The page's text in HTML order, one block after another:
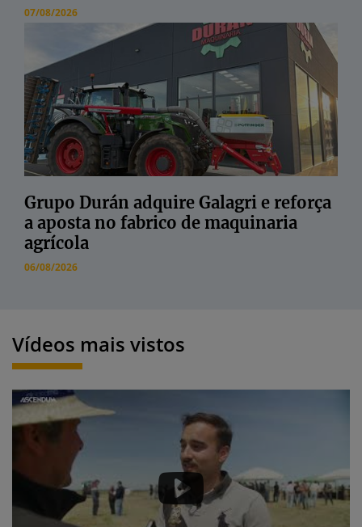
07/08/2026
Grupo Durán adquire Galagri e reforça
a aposta no fabrico de maquinaria
agrícola
06/08/2026
Vídeos mais vistos